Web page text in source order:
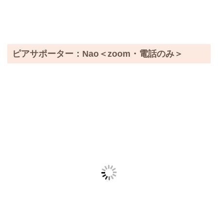
ピアサポーター：Nao＜zoom・電話のみ＞